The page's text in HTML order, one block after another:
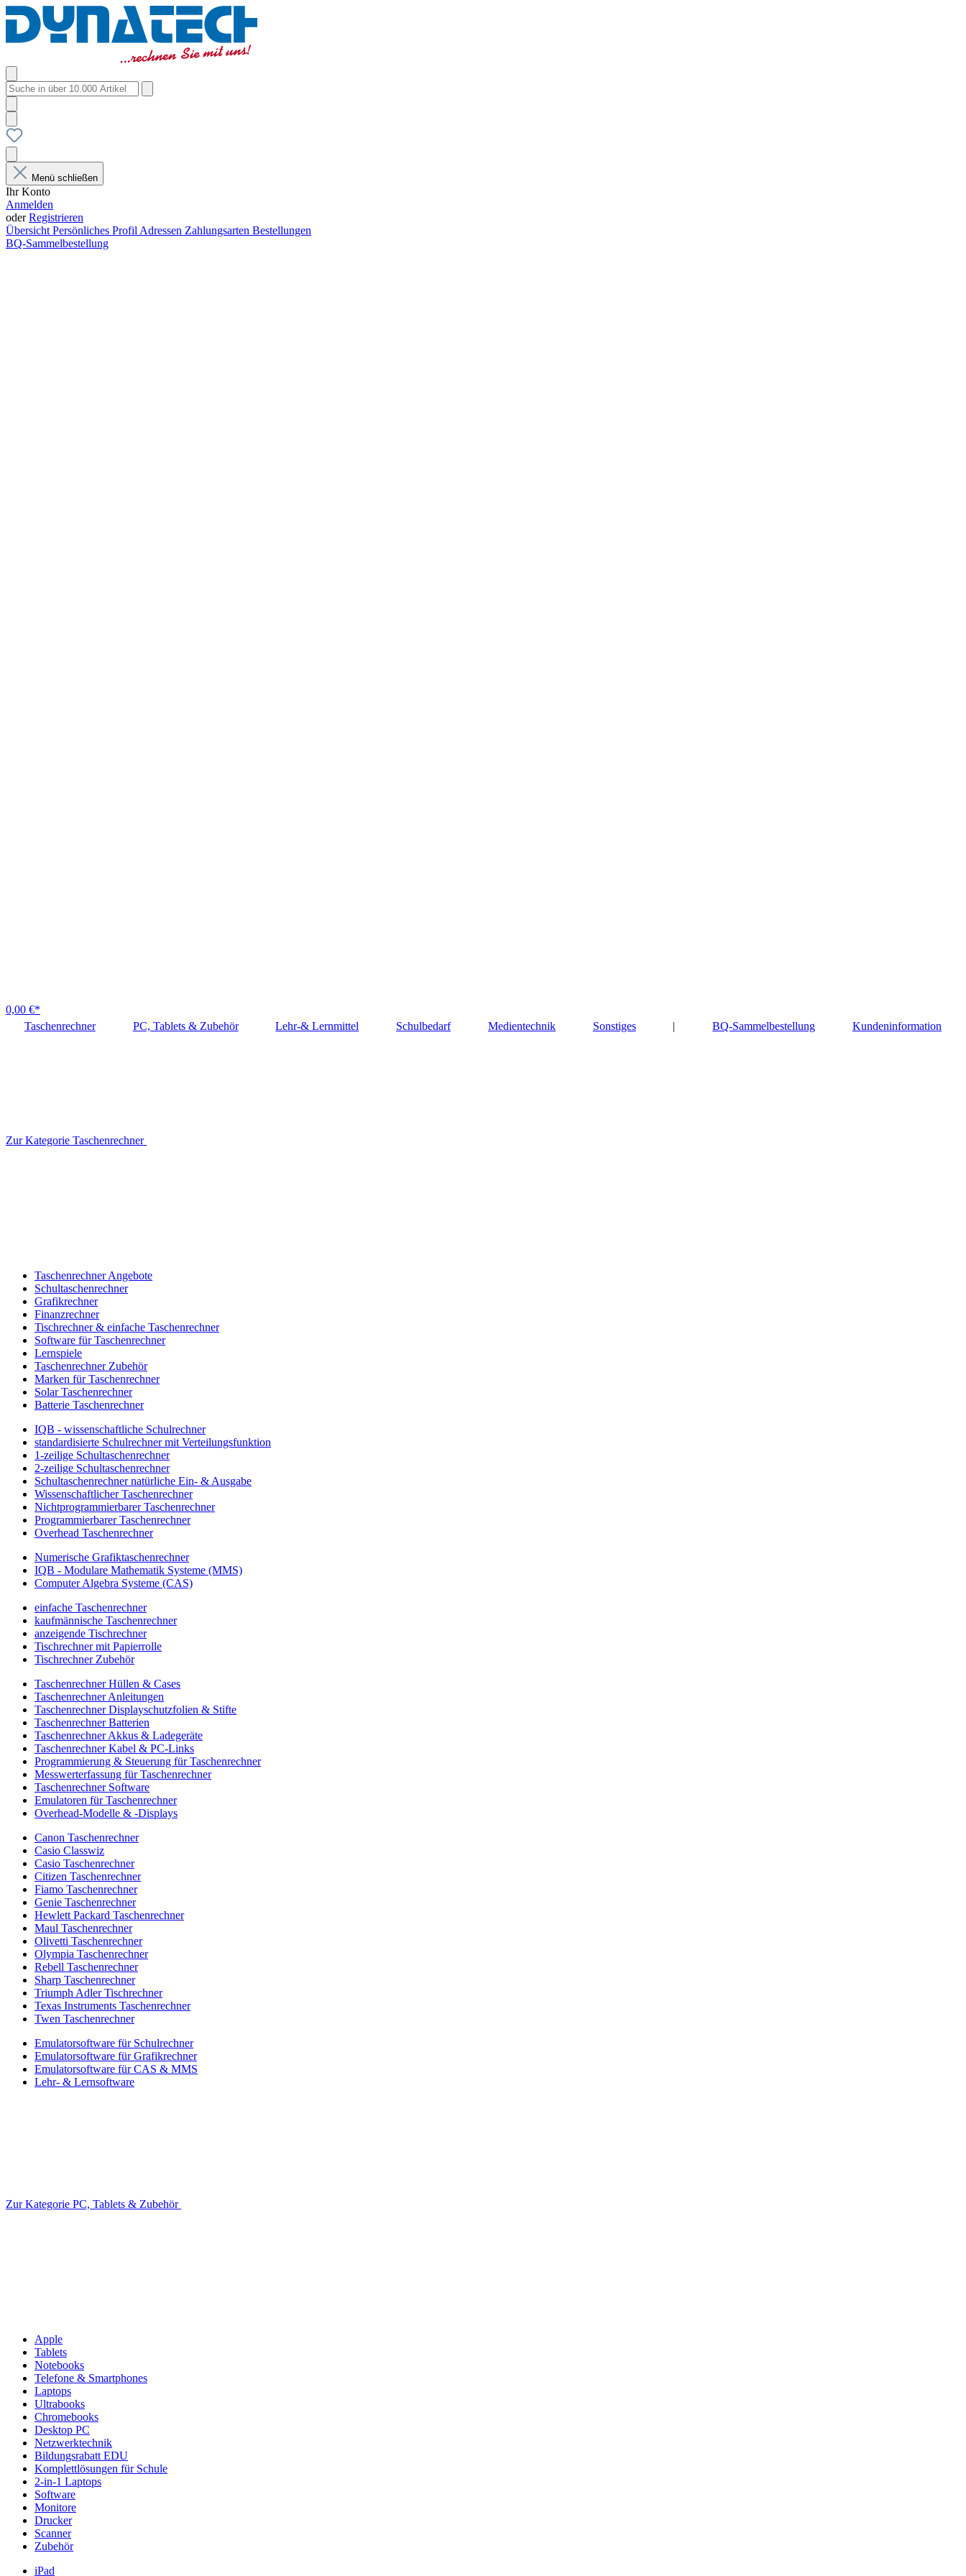
Menü schließen
Ihr Konto
Anmelden
oderRegistrieren
Übersicht Persönliches Profil Adressen Zahlungsarten Bestellungen
BQ-Sammelbestellung
0,00 €*
Taschenrechner
PC, Tablets & Zubehör Lehr-& Lernmittel Schulbedarf Medientechnik Sonstiges | BQ-Sammelbestellung Kundeninformation
Zur Kategorie Taschenrechner
Taschenrechner Angebote
Schultaschenrechner
Grafikrechner
Finanzrechner
Tischrechner & einfache Taschenrechner
Software für Taschenrechner
Lernspiele
Taschenrechner Zubehör
Marken für Taschenrechner
Solar Taschenrechner
Batterie Taschenrechner
IQB - wissenschaftliche Schulrechner
standardisierte Schulrechner mit Verteilungsfunktion
1-zeilige Schultaschenrechner
2-zeilige Schultaschenrechner
Schultaschenrechner natürliche Ein- & Ausgabe
Wissenschaftlicher Taschenrechner
Nichtprogrammierbarer Taschenrechner
Programmierbarer Taschenrechner
Overhead Taschenrechner
Numerische Grafiktaschenrechner
IQB - Modulare Mathematik Systeme (MMS)
Computer Algebra Systeme (CAS)
einfache Taschenrechner
kaufmännische Taschenrechner
anzeigende Tischrechner
Tischrechner mit Papierrolle
Tischrechner Zubehör
Taschenrechner Hüllen & Cases
Taschenrechner Anleitungen
Taschenrechner Displayschutzfolien & Stifte
Taschenrechner Batterien
Taschenrechner Akkus & Ladegeräte
Taschenrechner Kabel & PC-Links
Programmierung & Steuerung für Taschenrechner
Messwerterfassung für Taschenrechner
Taschenrechner Software
Emulatoren für Taschenrechner
Overhead-Modelle & -Displays
Canon Taschenrechner
Casio Classwiz
Casio Taschenrechner
Citizen Taschenrechner
Fiamo Taschenrechner
Genie Taschenrechner
Hewlett Packard Taschenrechner
Maul Taschenrechner
Olivetti Taschenrechner
Olympia Taschenrechner
Rebell Taschenrechner
Sharp Taschenrechner
Triumph Adler Tischrechner
Texas Instruments Taschenrechner
Twen Taschenrechner
Emulatorsoftware für Schulrechner
Emulatorsoftware für Grafikrechner
Emulatorsoftware für CAS & MMS
Lehr- & Lernsoftware
Zur Kategorie PC, Tablets & Zubehör
Apple
Tablets
Notebooks
Telefone & Smartphones
Laptops
Ultrabooks
Chromebooks
Desktop PC
Netzwerktechnik
Bildungsrabatt EDU
Komplettlösungen für Schule
2-in-1 Laptops
Software
Monitore
Drucker
Scanner
Zubehör
iPad